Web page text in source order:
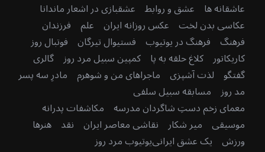
عاشقانه ها عشق و روابط عشقبازی در اشعار ماندانا
عکاسی بدن لخت عکس روزانه ایران علم فرزندان
فرهنگ فرهنگ در یوتیوب فستیوال تیرگان فوتبال روز
کاریکاتور کلاغ حلقه به پا کمپین سبیل مرد روز گالری
گفتگو لذت آشپزی ماجراهای من و شوهرم مادرِ سه پسر
مد روز مسابقه سبیل سلفی
معمای زخم دستِ شاگردان مدرسه مکاشفات پدرانه
موسیقی میر شکار نقاشی معاصر ایران نقد هنرها
ورزش یک عشق ایرانییوتیوب مرد روز